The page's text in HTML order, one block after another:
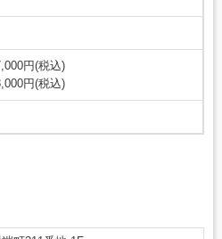
円(税込)
円(税込)